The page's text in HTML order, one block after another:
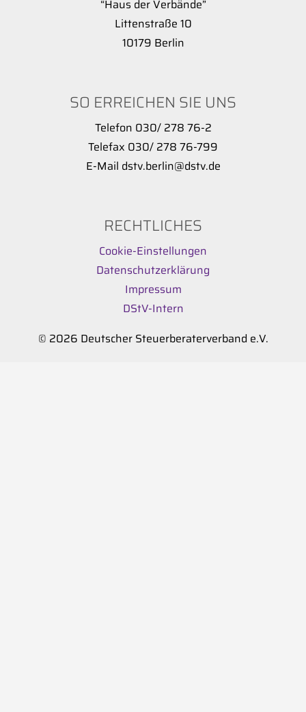
“Haus der Verbände”
Littenstraße 10
10179 Berlin
SO ERREICHEN SIE UNS
Telefon 030/ 278 76-2
Telefax 030/ 278 76-799
E-Mail dstv.berlin@dstv.de
RECHTLICHES
Cookie-Einstellungen
Datenschutzerklärung
Impressum
DStV-Intern
© 2026 Deutscher Steuerberaterverband e.V.